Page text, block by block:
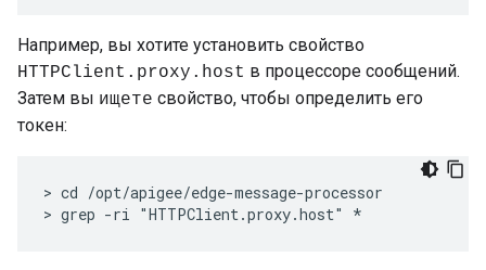
Например, вы хотите установить свойство
HTTPClient.proxy.host в процессоре сообщений.
Затем вы ищете свойство, чтобы определить его
токен:
> cd /opt/apigee/edge-message-processor
> grep -ri "HTTPClient.proxy.host" *